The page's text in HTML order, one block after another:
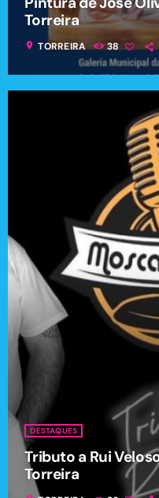
Torreira
location_on TORREIRA 38
DESTAQUES
Tributo a Rui
Torreira